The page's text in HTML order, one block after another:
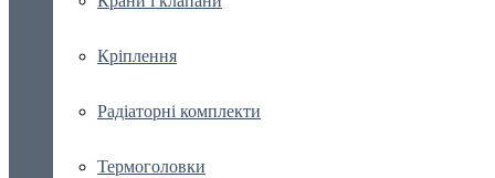
Кріплення
Радіаторні комплекти
Термоголовки